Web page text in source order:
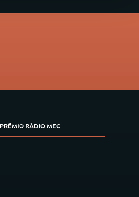
PRÊMIO RÁDIO MEC